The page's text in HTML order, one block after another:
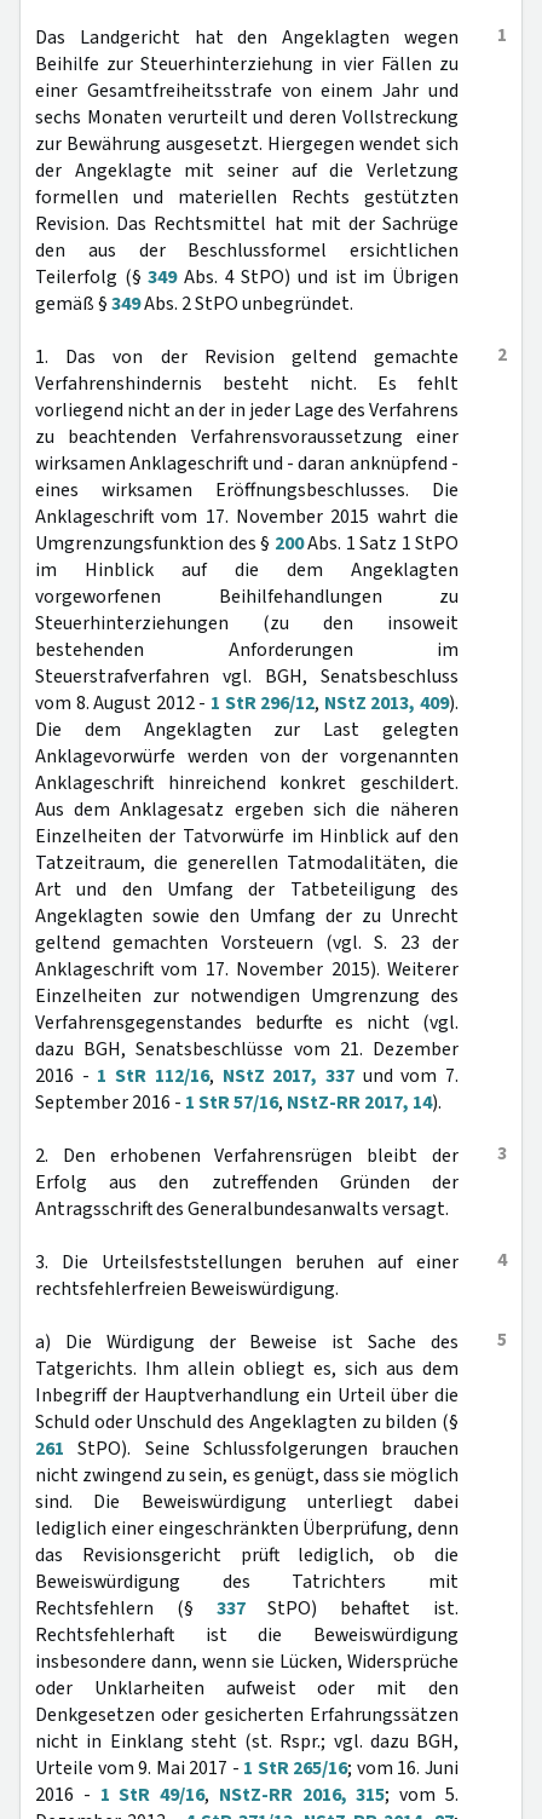
1
Das Landgericht hat den Angeklagten wegen
Beihilfe zur Steuerhinterziehung in vier Fällen zu
einer Gesamtfreiheitsstrafe von einem Jahr und
sechs Monaten verurteilt und deren Vollstreckung
zur Bewährung ausgesetzt. Hiergegen wendet sich
der Angeklagte mit seiner auf die Verletzung
formellen und materiellen Rechts gestützten
Revision. Das Rechtsmittel hat mit der Sachrüge
den aus der Beschlussformel ersichtlichen
Teilerfolg (§349Abs. 4 StPO) und ist im Übrigen
gemäß §349Abs. 2 StPO unbegründet.
2
1. Das von der Revision geltend gemachte
Verfahrenshindernis besteht nicht. Es fehlt
vorliegend nicht an der in jeder Lage des Verfahrens
zu beachtenden Verfahrensvoraussetzung einer
wirksamen Anklageschrift und - daran anknüpfend -
eines wirksamen Eröffnungsbeschlusses. Die
Anklageschrift vom 17. November 2015 wahrt die
Umgrenzungsfunktion des § 200Abs. 1 Satz 1 StPO
im Hinblick auf die dem Angeklagten
vorgeworfenen Beihilfehandlungen zu
Steuerhinterziehungen (zu den insoweit
bestehenden Anforderungen im
Steuerstrafverfahren vgl. BGH, Senatsbeschluss
vom 8. August 2012 - 1 StR 296/12, NStZ 2013, 409).
Die dem Angeklagten zur Last gelegten
Anklagevorwürfe werden von der vorgenannten
Anklageschrift hinreichend konkret geschildert.
Aus dem Anklagesatz ergeben sich die näheren
Einzelheiten der Tatvorwürfe im Hinblick auf den
Tatzeitraum, die generellen Tatmodalitäten, die
Art und den Umfang der Tatbeteiligung des
Angeklagten sowie den Umfang der zu Unrecht
geltend gemachten Vorsteuern (vgl. S. 23 der
Anklageschrift vom 17. November 2015). Weiterer
Einzelheiten zur notwendigen Umgrenzung des
Verfahrensgegenstandes bedurfte es nicht (vgl.
dazu BGH, Senatsbeschlüsse vom 21. Dezember
2016 - 1 StR 112/16, NStZ 2017, 337und vom 7.
September 2016 - 1 StR 57/16, NStZ-RR 2017, 14).
3
2. Den erhobenen Verfahrensrügen bleibt der
Erfolg aus den zutreffenden Gründen der
Antragsschrift des Generalbundesanwalts versagt.
4
3. Die Urteilsfeststellungen beruhen auf einer
rechtsfehlerfreien Beweiswürdigung.
5
a) Die Würdigung der Beweise ist Sache des
Tatgerichts. Ihm allein obliegt es, sich aus dem
Inbegriff der Hauptverhandlung ein Urteil über die
Schuld oder Unschuld des Angeklagten zu bilden (§
261 StPO). Seine Schlussfolgerungen brauchen
nicht zwingend zu sein, es genügt, dass sie möglich
sind. Die Beweiswürdigung unterliegt dabei
lediglich einer eingeschränkten Überprüfung, denn
das Revisionsgericht prüft lediglich, ob die
Beweiswürdigung des Tatrichters mit
Rechtsfehlern (§ 337StPO) behaftet ist.
Rechtsfehlerhaft ist die Beweiswürdigung
insbesondere dann, wenn sie Lücken, Widersprüche
oder Unklarheiten aufweist oder mit den
Denkgesetzen oder gesicherten Erfahrungssätzen
nicht in Einklang steht (st. Rspr.; vgl. dazu BGH,
Urteile vom 9. Mai 2017 - 1 StR 265/16; vom 16. Juni
2016 - 1 StR 49/16, NStZ-RR 2016, 315; vom 5.